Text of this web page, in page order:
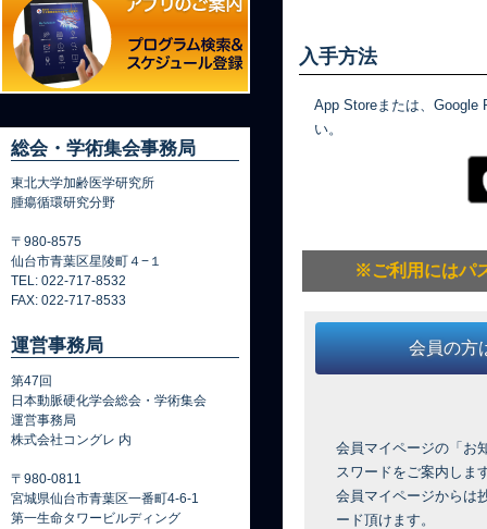
総会・学術集会事務局
東北大学加齢医学研究所
腫瘍循環研究分野
〒980-8575
仙台市青葉区星陵町４−１
TEL: 022-717-8532
FAX: 022-717-8533
運営事務局
第47回
日本動脈硬化学会総会・学術集会
運営事務局
株式会社コングレ 内
〒980‐0811
宮城県仙台市青葉区一番町4-6-1
第一生命タワービルディング
入手方法
App Storeまたは、Google
い。
※ご利用にはパ
会員の方
会員マイページの「お
スワードをご案内しま
会員マイページからは
ード頂けます。